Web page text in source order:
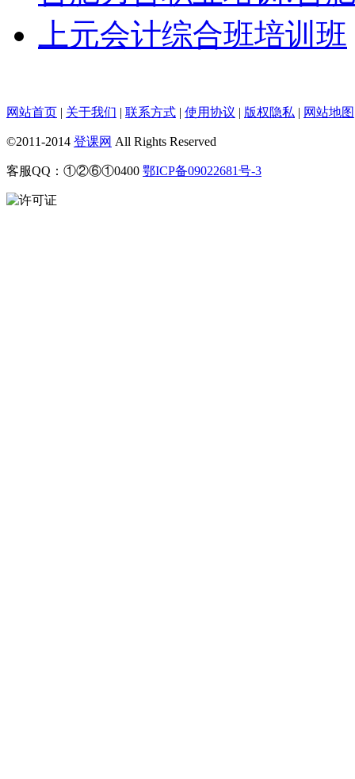
上元会计综合班培训班
网站首页 | 关于我们 | 联系方式 | 使用协议 | 版权隐私 | 网站地图
©2011-2014 登课网 All Rights Reserved
客服QQ：①②⑥①0400 鄂ICP备09022681号-3